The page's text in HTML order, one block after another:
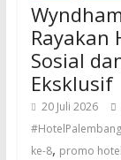
Rayakan
Sosial
Eksklusif
20 Juli 2026
#HotelPalembang
ke-8, promo